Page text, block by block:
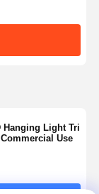
Hanging Light Tri
Use